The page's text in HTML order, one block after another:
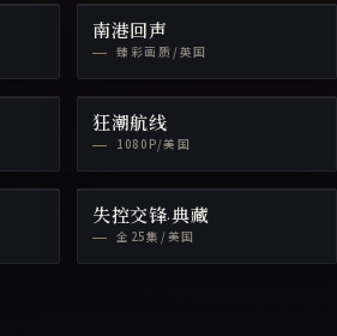
南港回声
臻彩画质/英国
狂潮航线
1080P/美国
失控交锋·典藏
全25集/美国